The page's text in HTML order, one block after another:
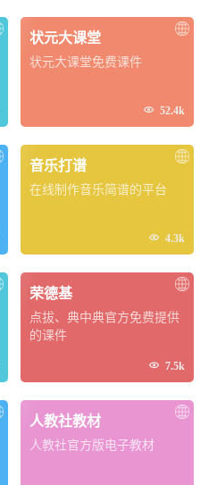
状元大课堂
状元大课堂免费课件
 52.4k
音乐打谱
在线制作音乐简谱的平台
 4.3k
荣德基
点拔、典中典官方免费提供
的课件
 7.5k
人教社教材
人教社官方版电子教材